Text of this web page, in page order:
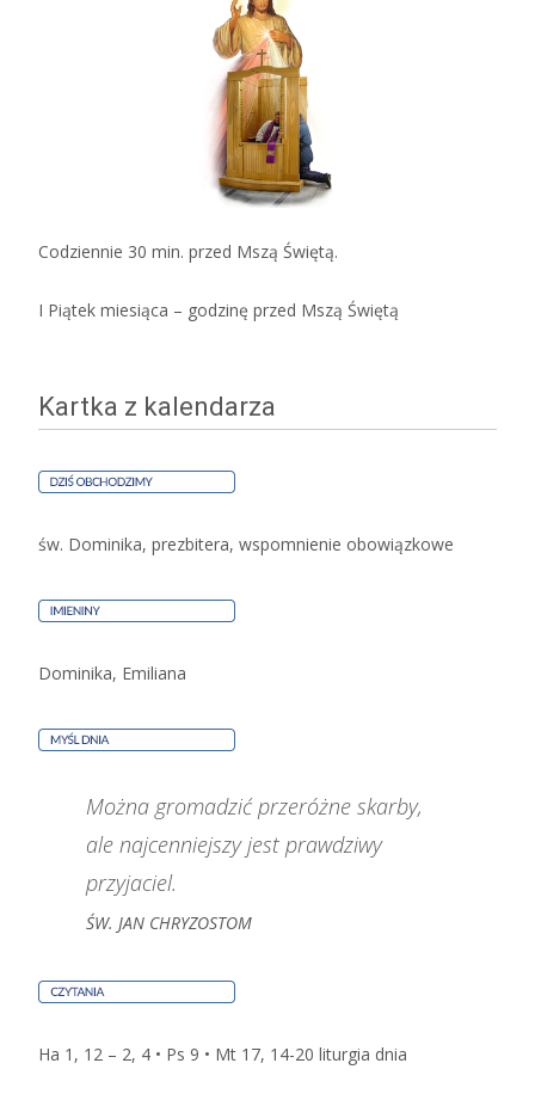
Codziennie 30 min. przed Mszą Świętą.
I Piątek miesiąca – godzinę przed Mszą Świętą
Kartka z kalendarza
św. Dominika, prezbitera, wspomnienie obowiązkowe
Dominika, Emiliana
Można gromadzić przeróżne skarby,
ale najcenniejszy jest prawdziwy
przyjaciel.
ŚW. JAN CHRYZOSTOM
Ha 1, 12 – 2, 4 • Ps 9 • Mt 17, 14-20 liturgia dnia